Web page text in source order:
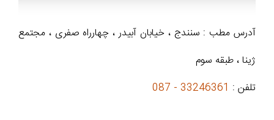
آدرس مطب : سنندج ، خیابان آبیدر ، چهارراه صفری ، مجتمع
ژینا ، طبقه سوم
تلفن : 33246361 - 087